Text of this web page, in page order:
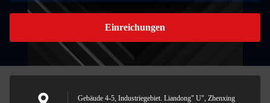
Einreichungen
Gebäude 4-5, Industriegebiet. Liandong" U", Zhenxing